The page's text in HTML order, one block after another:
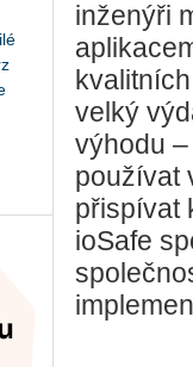
inženýři
velký
výhodu
používat
přispívat
ioSafe